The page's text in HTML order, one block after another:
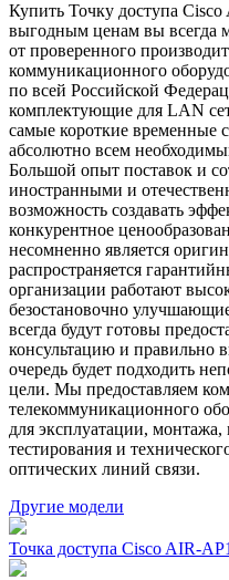
Купить Точку доступа
выгодным ценам вы всегда
от проверенного
коммуникационного
по всей Российской
комплектующие для LAN
самые короткие
абсолютно всем
Большой опыт поставок и
иностранными и
возможность создавать
конкурентное
несомненно является
распространяется
организации работают
безостановочно
всегда будут готовы
консультацию и правильно
очередь будет подходить
цели. Мы предоставляем
телекоммуникационного
для эксплуатации,
тестирования и
оптических линий связи.
Другие модели
Точка доступа Cisco AIR-